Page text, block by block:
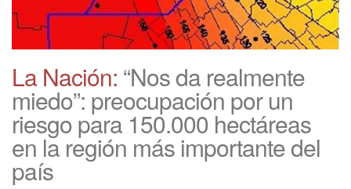
La Nación: “Nos da realmente
miedo”: preocupación por un
riesgo para 150.000 hectáreas
en la región más importante del
país